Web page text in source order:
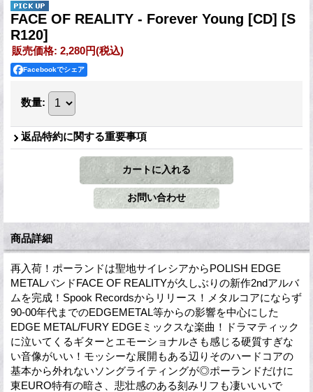
FACE OF REALITY - Forever Young [CD] [S
R120]
販売価格: 2,280円(税込)
Facebookでシェア
数量:
返品特約に関する重要事項
商品詳細
再入荷！ポーランドは聖地サイレシアからPOLISH EDGE
METALバンドFACE OF REALITYが久しぶりの新作2ndアルバ
ムを完成！Spook Recordsからリリース！メタルコアにならず
90-00年代までのEDGEMETAL等からの影響を中心にした
EDGE METAL/FURY EDGEミックスな楽曲！ドラマティック
に泣いてくるギターとエモーショナルさも感じる硬質すぎな
い音像がいい！モッシーな展開もある辺りそのハードコアの
基本から外れないソングライティングが◎ポーランドだけに
東EURO特有の暗さ、悲壮感のある刻みリフも凄いいいで